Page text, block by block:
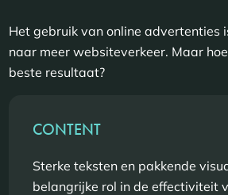
Het gebruik van online advertenties
naar meer websiteverkeer. Maar
beste resultaat?
CONTENT
Sterke teksten en pakkende
belangrijke rol in de effectiviteit